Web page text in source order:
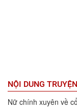
NỘI DUNG TRUYỆN
Nữ chính xuyên về